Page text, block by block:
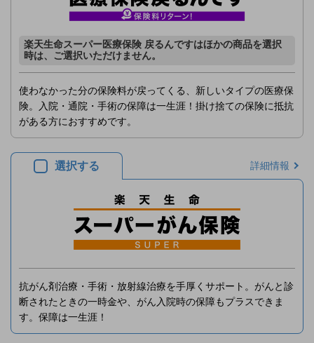
楽天生命スーパー医療保険 戻るんですはほかの商品を選択
時は、ご選択いただけません。
使わなかった分の保険料が戻ってくる、新しいタイプの医療保
険。入院・通院・手術の保障は一生涯！掛け捨ての保険に抵抗
がある方におすすめです。
選択する 詳細情報
抗がん剤治療・手術・放射線治療を手厚くサポート。がんと診
断されたときの一時金や、がん入院時の保障もプラスできま
す。保障は一生涯！